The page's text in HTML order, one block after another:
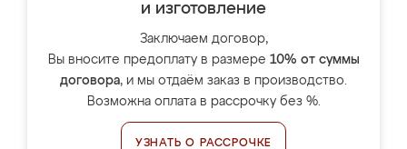
и изготовление
Заключаем договор,
Вы вносите предоплату в размере 10% от суммы
договора, и мы отдаём заказ в производство.
Возможна оплата в рассрочку без %.
УЗНАТЬ О РАССРОЧКЕ